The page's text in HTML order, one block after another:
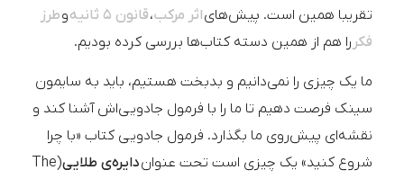
تقریبا همین است. پیش‌‌هایاثر مرکب،قانون ۵ ثانیه وطرز
فکر را هم از همین دسته کتاب‌ها بررسی کرده بودیم.
ما یک چیزی را نمی‌دانیم و بدبخت هستیم، باید به سایمون
سینک فرصت دهیم تا ما را با فرمول جادویی‌اش آشنا کند و
نقشه‌ای پیش‌روی ما بگذارد. فرمول جادویی کتاب «با چرا
شروع کنید» یک چیزی است تحت عنواندایره‌ی طلایی (The